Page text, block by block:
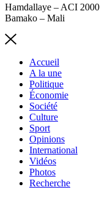
Hamdallaye – ACI 2000
Bamako – Mali
Accueil
A la une
Politique
Économie
Société
Culture
Sport
Opinions
International
Vidéos
Photos
Recherche